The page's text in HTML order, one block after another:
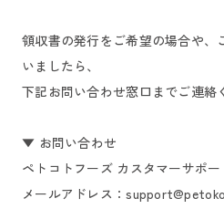
領収書の発行をご希望の場合や、
いましたら、
下記お問い合わせ窓口までご連絡
▼ お問い合わせ
ペトコトフーズ カスタマーサポー
メールアドレス：